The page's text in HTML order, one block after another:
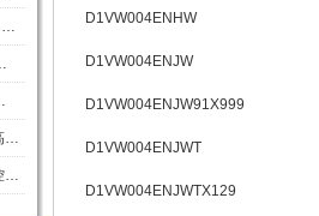
美国NASON传感器选型要点：精度、量程与接口适配指南
配多行业净化需求
关键应用
REXROTH柱塞泵A10VSO：高效液压系统的核心组件
BURKERT气动膜片阀在流体控制中的应用
D1VW004ENHW
D1VW004ENJW
D1VW004ENJW91X999
D1VW004ENJWT
D1VW004ENJWTX129